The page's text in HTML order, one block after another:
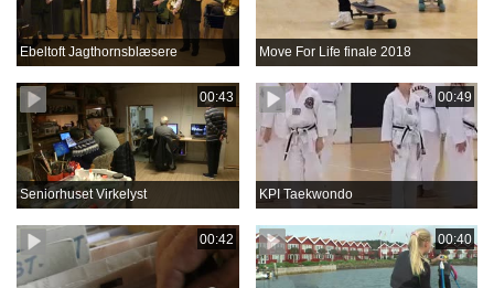
Ebeltoft Jagthornsblæsere Move For Life finale 2018
00:43
Seniorhuset Virkelyst
00:49
KPI Taekwondo
00:42 00:40